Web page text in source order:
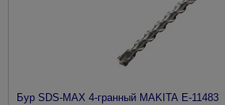
Бур SDS-MAX 4-гранный MAKITA E-11483